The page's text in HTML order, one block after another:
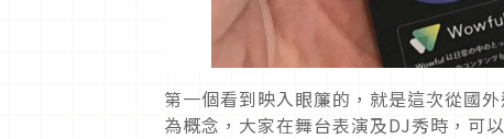
第一個看到映入眼簾的，就是這次從國
為概念，大家在舞台表演及DJ秀時，可